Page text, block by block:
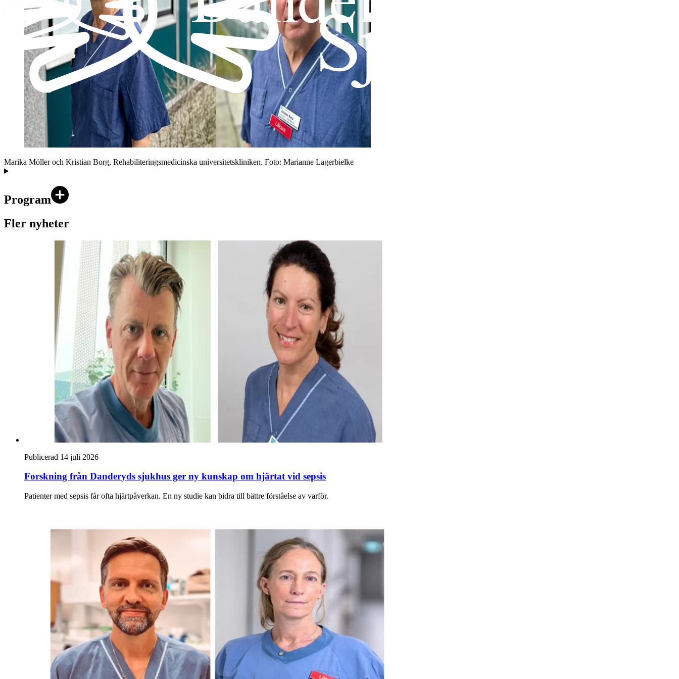
Marika Möller och Kristian Borg, Rehabiliteringsmedicinska universitetskliniken. Foto: Marianne Lagerbielke
Program
Fler nyheter
Publicerad 14 juli 2026
Forskning från Danderyds sjukhus ger ny kunskap om hjärtat vid sepsis
Patienter med sepsis får ofta hjärtpåverkan. En ny studie kan bidra till bättre förståelse av varför.